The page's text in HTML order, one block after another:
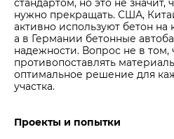
стандартом, но это не значит,
нужно прекращать. США,
активно используют бетон на
а в Германии бетонные
надежности. Вопрос не в том,
противопоставлять
оптимальное решение для
участка.
Проекты и попытки